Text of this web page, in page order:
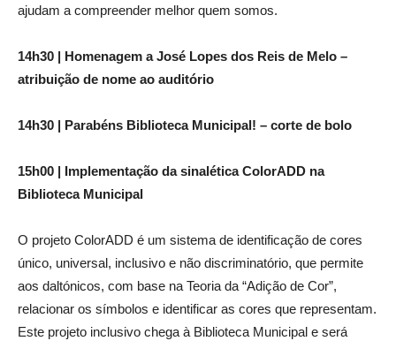
ajudam a compreender melhor quem somos.
14h30 | Homenagem a José Lopes dos Reis de Melo –
atribuição de nome ao auditório
14h30 | Parabéns Biblioteca Municipal! – corte de bolo
15h00 | Implementação da sinalética ColorADD na
Biblioteca Municipal
O projeto ColorADD é um sistema de identificação de cores
único, universal, inclusivo e não discriminatório, que permite
aos daltónicos, com base na Teoria da “Adição de Cor”,
relacionar os símbolos e identificar as cores que representam.
Este projeto inclusivo chega à Biblioteca Municipal e será